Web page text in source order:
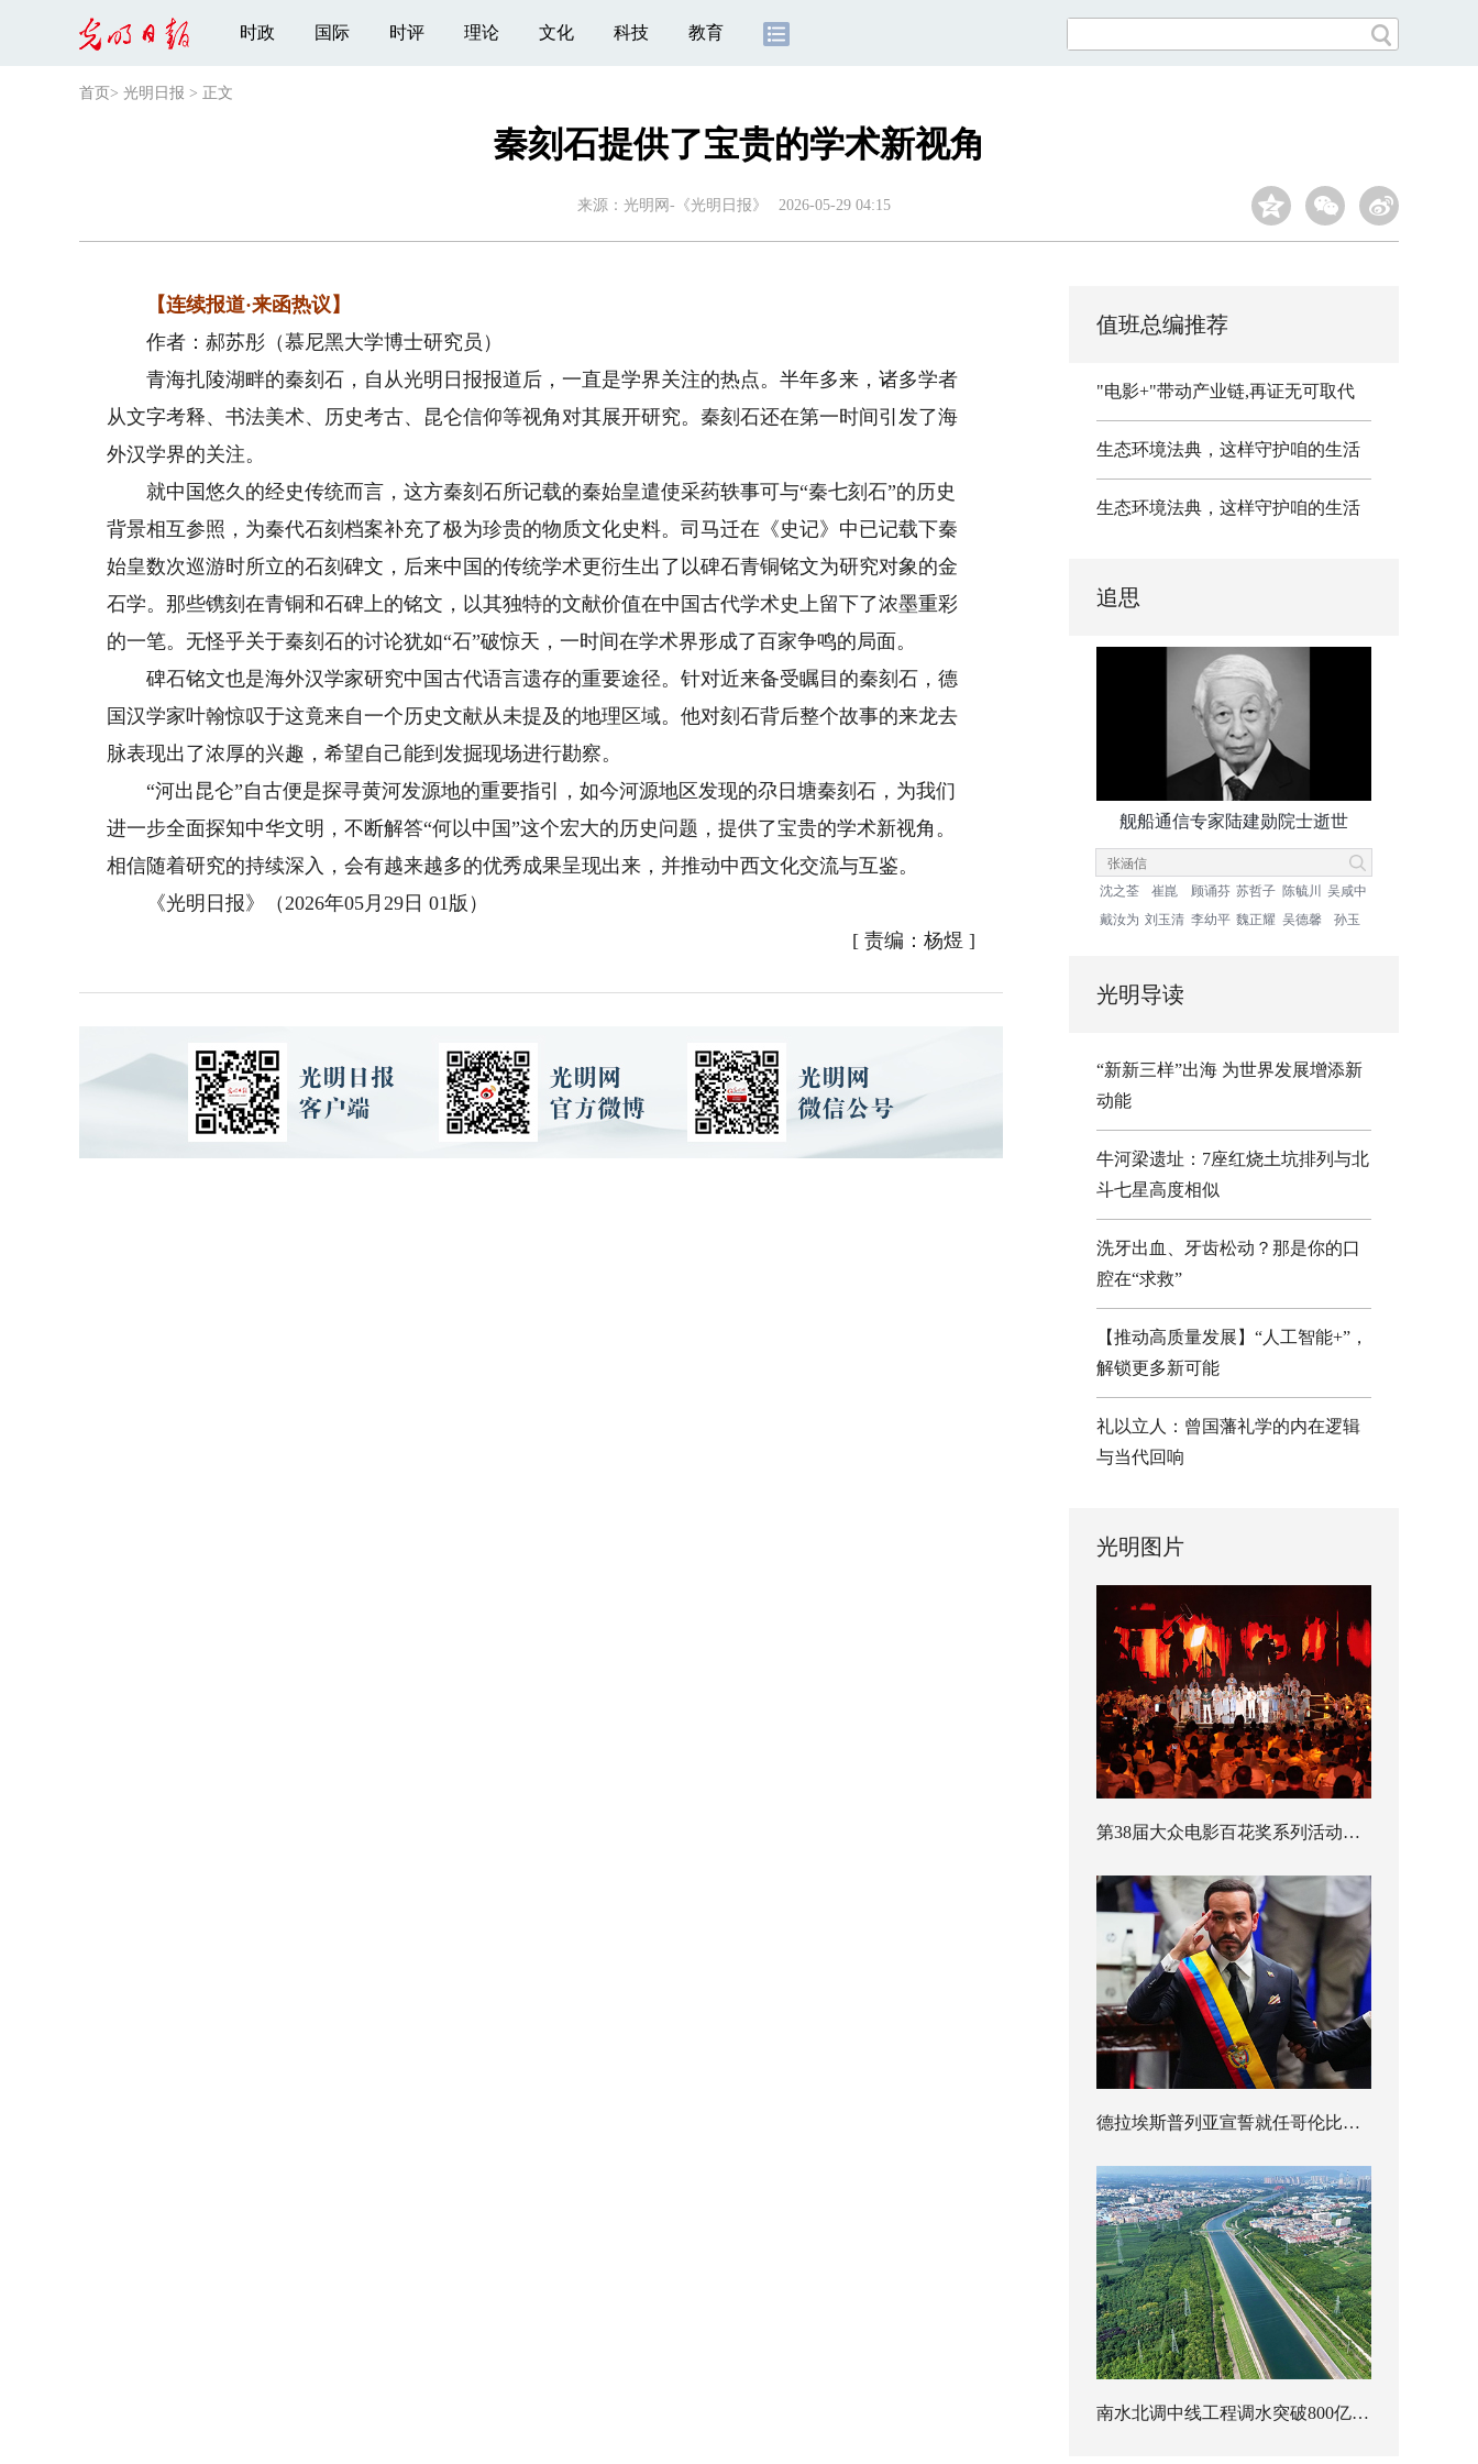
时政 国际 时评 理论 文化 科技 教育
首页 > 光明日报 > 正文
秦刻石提供了宝贵的学术新视角
来源： 光明网-《光明日报》 2026-05-29 04:15
【连续报道·来函热议】
作者：郝苏彤（慕尼黑大学博士研究员）
青海扎陵湖畔的秦刻石，自从光明日报报道后，一直是学界关注的热点。半年多来，诸多学者
从文字考释、书法美术、历史考古、昆仑信仰等视角对其展开研究。秦刻石还在第一时间引发了海
外汉学界的关注。
就中国悠久的经史传统而言，这方秦刻石所记载的秦始皇遣使采药轶事可与“秦七刻石”的历史
背景相互参照，为秦代石刻档案补充了极为珍贵的物质文化史料。司马迁在《史记》中已记载下秦
始皇数次巡游时所立的石刻碑文，后来中国的传统学术更衍生出了以碑石青铜铭文为研究对象的金
石学。那些镌刻在青铜和石碑上的铭文，以其独特的文献价值在中国古代学术史上留下了浓墨重彩
的一笔。无怪乎关于秦刻石的讨论犹如“石”破惊天，一时间在学术界形成了百家争鸣的局面。
碑石铭文也是海外汉学家研究中国古代语言遗存的重要途径。针对近来备受瞩目的秦刻石，德
国汉学家叶翰惊叹于这竟来自一个历史文献从未提及的地理区域。他对刻石背后整个故事的来龙去
脉表现出了浓厚的兴趣，希望自己能到发掘现场进行勘察。
“河出昆仑”自古便是探寻黄河发源地的重要指引，如今河源地区发现的尕日塘秦刻石，为我们
进一步全面探知中华文明，不断解答“何以中国”这个宏大的历史问题，提供了宝贵的学术新视角。
相信随着研究的持续深入，会有越来越多的优秀成果呈现出来，并推动中西文化交流与互鉴。
《光明日报》（2026年05月29日 01版）
[ 责编：杨煜 ]
值班总编推荐
"电影+"带动产业链,再证无可取代
生态环境法典，这样守护咱的生活
生态环境法典，这样守护咱的生活
追思
舰船通信专家陆建勋院士逝世
沈之荃 崔崑 顾诵芬 苏哲子 陈毓川
吴咸中
戴汝为 刘玉清 李幼平 魏正耀 吴德馨 孙玉
光明导读
“新新三样”出海 为世界发展增添新
动能
牛河梁遗址：7座红烧土坑排列与北
斗七星高度相似
洗牙出血、牙齿松动？那是你的口
腔在“求救”
【推动高质量发展】“人工智能+”，
解锁更多新可能
礼以立人：曾国藩礼学的内在逻辑
与当代回响
光明图片
第38届大众电影百花奖系列活动开幕
德拉埃斯普列亚宣誓就任哥伦比亚总统
南水北调中线工程调水突破800亿立方米